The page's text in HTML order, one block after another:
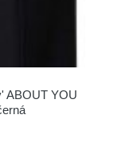
ABOUT YOU